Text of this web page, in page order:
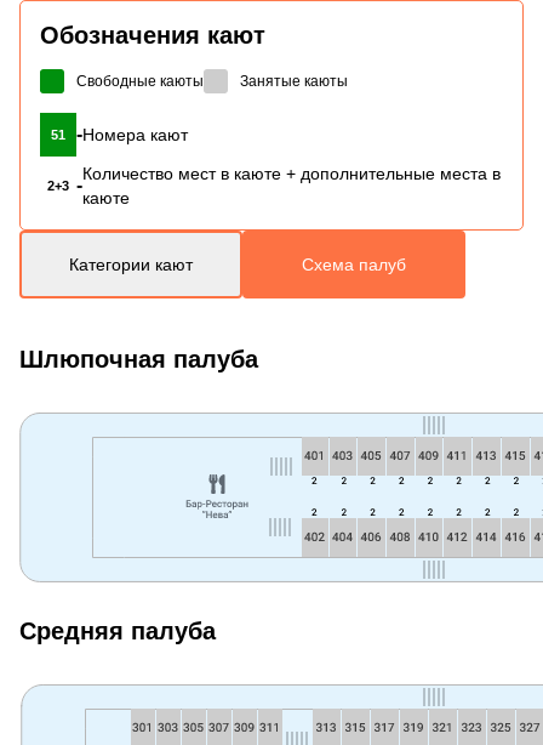
Обозначения кают
Свободные каюты Занятые каюты
51 -Номера кают
2+3 -
Количество мест в каюте + дополнительные места в
каюте
Категории кают Схема палуб
Шлюпочная палуба
Средняя палуба